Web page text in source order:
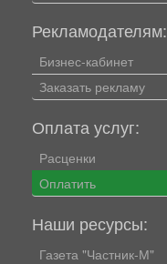
Рекламодателям:
Бизнес-кабинет
Заказать рекламу
Оплата услуг:
Расценки
Оплатить
Наши ресурсы:
Газета "Частник-М"